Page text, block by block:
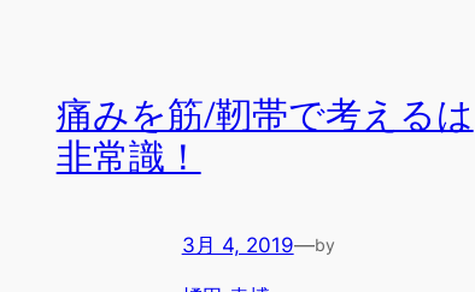
痛みを筋/靭帯で考えるは
非常識！
3月 4, 2019—by